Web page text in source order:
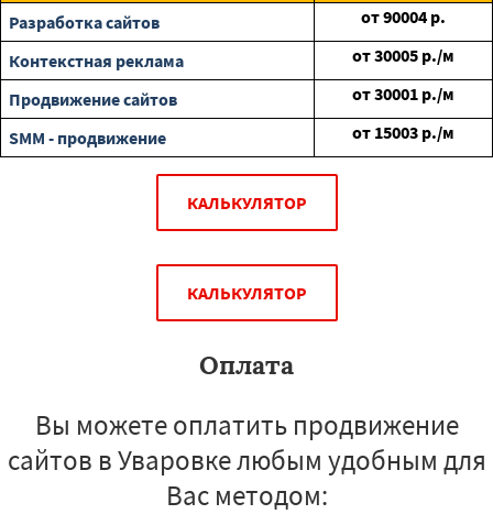
Разработка сайтов
от90004 р.
Контекстная реклама
от30005 р./м
Продвижение сайтов
от30001 р./м
SMM - продвижение
от 15003 р./м
КАЛЬКУЛЯТОР
КАЛЬКУЛЯТОР
Оплата
Вы можете оплатить продвижение
сайтов в Уваровке любым удобным для
Вас методом: